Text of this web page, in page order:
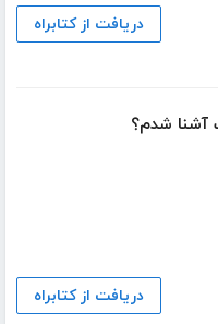
دریافت از کتابراه
آشنا شدم؟
دریافت از کتابراه